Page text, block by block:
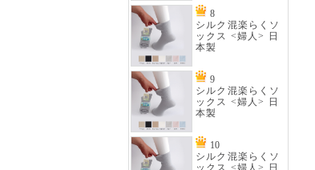
8
シルク混楽らくソ
ックス <婦人> 日
本製
9
シルク混楽らくソ
ックス <婦人> 日
本製
10
シルク混楽らくソ
ックス <婦人> 日